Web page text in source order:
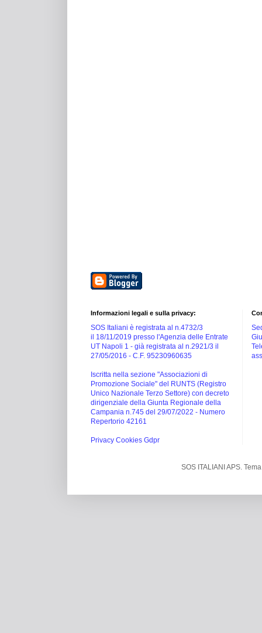
Informazioni legali e sulla privacy:
SOS Italiani è registrata al n.4732/3
il 18/11/2019 presso l'Agenzia delle Entrate
UT Napoli 1 - già registrata al n.2921/3 il
27/05/2016 - C.F. 95230960635
Iscritta nella sezione "Associazioni di
Promozione Sociale" del RUNTS (Registro
Unico Nazionale Terzo Settore) con decreto
dirigenziale della Giunta Regionale della
Campania n.745 del 29/07/2022 - Numero
Repertorio 42161
Privacy Cookies Gdpr
SOS ITALIANI APS.